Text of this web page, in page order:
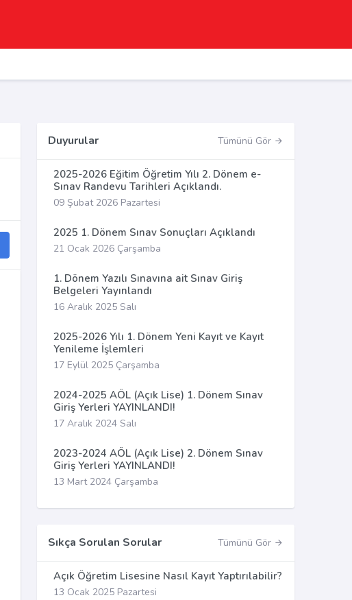
Duyurular Tümünü Gör
2025-2026 Eğitim Öğretim Yılı 2. Dönem e-
Sınav Randevu Tarihleri Açıklandı.
09 Şubat 2026 Pazartesi
2025 1. Dönem Sınav Sonuçları Açıklandı
21 Ocak 2026 Çarşamba
1. Dönem Yazılı Sınavına ait Sınav Giriş
Belgeleri Yayınlandı
16 Aralık 2025 Salı
2025-2026 Yılı 1. Dönem Yeni Kayıt ve Kayıt
Yenileme İşlemleri
17 Eylül 2025 Çarşamba
2024-2025 AÖL (Açık Lise) 1. Dönem Sınav
Giriş Yerleri YAYINLANDI!
17 Aralık 2024 Salı
2023-2024 AÖL (Açık Lise) 2. Dönem Sınav
Giriş Yerleri YAYINLANDI!
13 Mart 2024 Çarşamba
Sıkça Sorulan Sorular Tümünü Gör
Açık Öğretim Lisesine Nasıl Kayıt Yaptırılabilir?
13 Ocak 2025 Pazartesi